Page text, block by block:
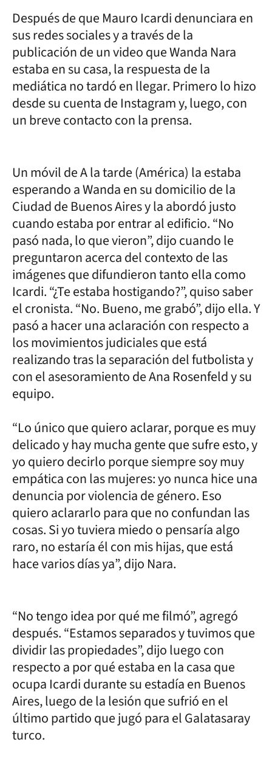
Después de que Mauro Icardi denunciara en
sus redes sociales y a través de la
publicación de un video que Wanda Nara
estaba en su casa, la respuesta de la
mediática no tardó en llegar. Primero lo hizo
desde su cuenta de Instagram y, luego, con
un breve contacto con la prensa.
Un móvil de A la tarde (América) la estaba
esperando a Wanda en su domicilio de la
Ciudad de Buenos Aires y la abordó justo
cuando estaba por entrar al edificio. “No
pasó nada, lo que vieron”, dijo cuando le
preguntaron acerca del contexto de las
imágenes que difundieron tanto ella como
Icardi. “¿Te estaba hostigando?”, quiso saber
el cronista. “No. Bueno, me grabó”, dijo ella. Y
pasó a hacer una aclaración con respecto a
los movimientos judiciales que está
realizando tras la separación del futbolista y
con el asesoramiento de Ana Rosenfeld y su
equipo.
“Lo único que quiero aclarar, porque es muy
delicado y hay mucha gente que sufre esto, y
yo quiero decirlo porque siempre soy muy
empática con las mujeres: yo nunca hice una
denuncia por violencia de género. Eso
quiero aclararlo para que no confundan las
cosas. Si yo tuviera miedo o pensaría algo
raro, no estaría él con mis hijas, que está
hace varios días ya”, dijo Nara.
“No tengo idea por qué me filmó”, agregó
después. “Estamos separados y tuvimos que
dividir las propiedades”, dijo luego con
respecto a por qué estaba en la casa que
ocupa Icardi durante su estadía en Buenos
Aires, luego de la lesión que sufrió en el
último partido que jugó para el Galatasaray
turco.